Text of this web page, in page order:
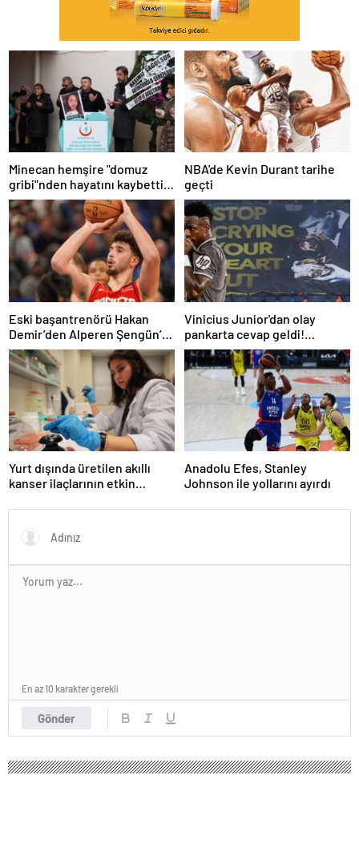
Minecan hemşire "domuz
gribi"nden hayatını kaybetti –
Haberler | Sağlık Haberleri
NBA'de Kevin Durant tarihe
geçti
Eski başantrenörü Hakan
Demir’den Alperen Şengün’e
övgü
Vinicius Junior'dan olay
pankarta cevap geldi!
Manchester City-Real Madrid
maçında gündem olmuştu…
Yurt dışında üretilen akıllı
kanser ilaçlarının etkin
geliştirildi | Sağlık Haberleri
Anadolu Efes, Stanley
Johnson ile yollarını ayırdı
Gönder
En az 10 karakter gerekli